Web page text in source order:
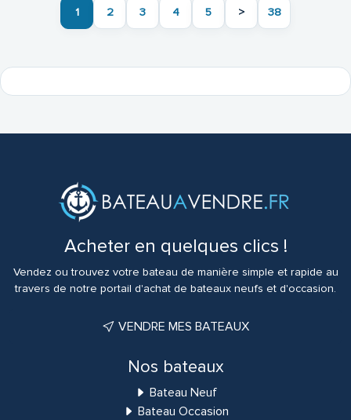
1 2 3 4 5 > 38
Acheter en quelques clics !
Vendez ou trouvez votre bateau de manière simple et rapide au
travers de notre portail d'achat de bateaux neufs et d'occasion.
VENDRE MES BATEAUX
Nos bateaux
Bateau Neuf
Bateau Occasion